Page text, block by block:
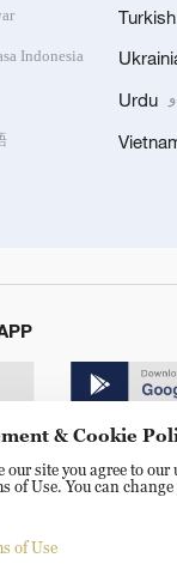
Indonesia
Turkish
Urdu
All Rights
China. 100040
& Cookie
site you agree to our
of Use. You can
of Use